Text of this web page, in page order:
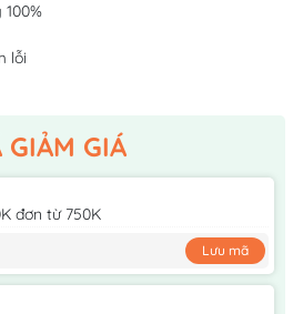
lỗi
GIẢM GIÁ
đơn từ 750K
Lưu mã